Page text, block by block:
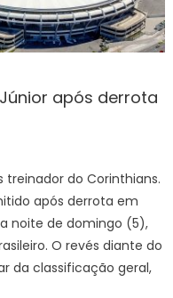
após derrota
treinador do Corinthians.
após derrota em
noite de domingo (5),
O revés diante do
da classificação geral,